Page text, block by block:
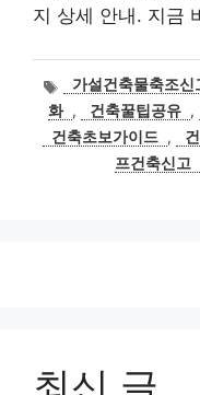
지 상세 안내. 지금
태가설건축물축조
화 , 건축꿀팁공유 ,
건축초보가이드 ,
프건축신고
최신 글